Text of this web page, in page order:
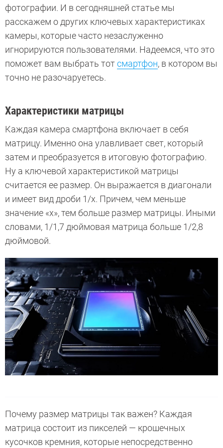
фотографии. И в сегодняшней статье мы
расскажем о других ключевых характеристиках
камеры, которые часто незаслуженно
игнорируются пользователями. Надеемся, что это
поможет вам выбрать тотсмартфон, в котором вы
точно не разочаруетесь.
Характеристики матрицы
Каждая камера смартфона включает в себя
матрицу. Именно она улавливает свет, который
затем и преобразуется в итоговую фотографию.
Ну а ключевой характеристикой матрицы
считается ее размер. Он выражается в диагонали
и имеет вид дроби 1/х. Причем, чем меньше
значение «х», тем больше размер матрицы. Иными
словами, 1/1,7 дюймовая матрица больше 1/2,8
дюймовой.
Почему размер матрицы так важен? Каждая
матрица состоит из пикселей — крошечных
кусочков кремния, которые непосредственно